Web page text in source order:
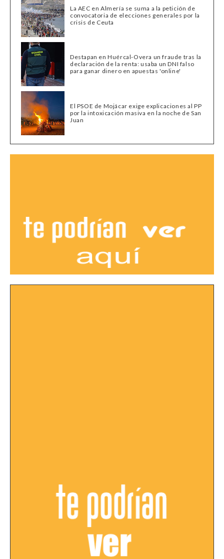
La AEC en Almería se suma a la petición de
convocatoria de elecciones generales por la
crisis de Ceuta
Destapan en Huércal-Overa un fraude tras la
declaración de la renta: usaba un DNI falso
para ganar dinero en apuestas 'online'
El PSOE de Mojácar exige explicaciones al PP
por la intoxicación masiva en la noche de San
Juan